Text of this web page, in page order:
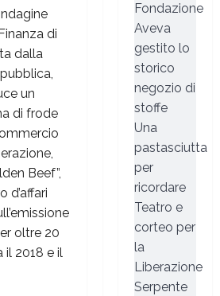
di
dalla
un
di frode
Beef”,
d’affari
oltre 20
il 2018 e il
Fondazione
Aveva
gestito lo
storico
negozio di
stoffe
Una
pastasciutta
per
ricordare
Teatro e
corteo per
la
Liberazione
Serpente